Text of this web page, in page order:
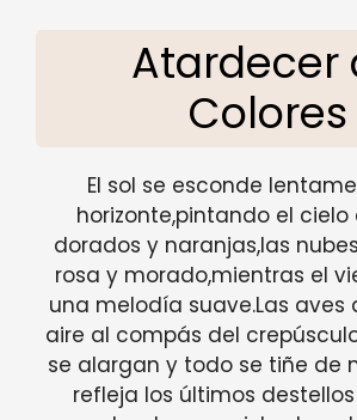
Atardecer
Colores
El sol se esconde
horizonte,pintando el cielo
dorados y naranjas,las
rosa y morado,mientras el
una melodía suave.Las aves
aire al compás del
se alargan y todo se tiñe de
refleja los últimos